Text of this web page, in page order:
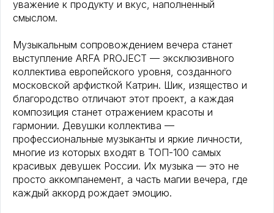
уважение к продукту и вкус, наполненный
смыслом.
Музыкальным сопровождением вечера станет
выступление ARFA PROJECT — эксклюзивного
коллектива европейского уровня, созданного
московской арфисткой Катрин. Шик, изящество и
благородство отличают этот проект, а каждая
композиция станет отражением красоты и
гармонии. Девушки коллектива —
профессиональные музыканты и яркие личности,
многие из которых входят в ТОП-100 самых
красивых девушек России. Их музыка — это не
просто аккомпанемент, а часть магии вечера, где
каждый аккорд рождает эмоцию.